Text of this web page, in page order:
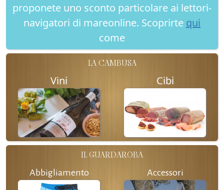
proponete uno sconto particolare ai lettori-
navigatori di mareonline. Scoprirte qui
come
LA CAMBUSA
Vini Cibi
IL GUARDAROBA
Abbigliamento Accessori